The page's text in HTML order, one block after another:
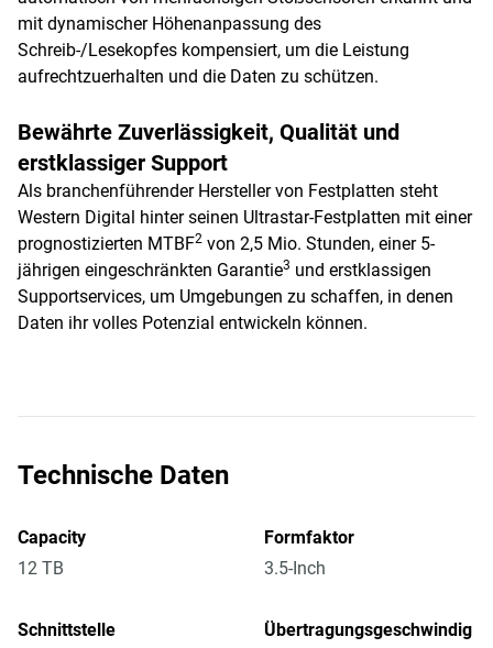
mit dynamischer Höhenanpassung des
Schreib-/Lesekopfes kompensiert, um die Leistung
aufrechtzuerhalten und die Daten zu schützen.
Bewährte Zuverlässigkeit, Qualität und
erstklassiger Support
Als branchenführender Hersteller von Festplatten steht
Western Digital hinter seinen Ultrastar-Festplatten mit einer
prognostizierten MTBF2 von 2,5 Mio. Stunden, einer 5-
jährigen eingeschränkten Garantie3 und erstklassigen
Supportservices, um Umgebungen zu schaffen, in denen
Daten ihr volles Potenzial entwickeln können.
Technische Daten
Capacity
12 TB
Formfaktor
3.5-Inch
Schnittstelle
Übertragungsgeschwindig